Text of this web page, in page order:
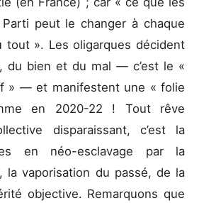
peut le changer à chaque
tout ». Les oligarques décident
du bien et du mal — c’est le «
» — et manifestent une « folie
en 2020-22 ! Tout rêve
disparaissant, c’est la
en néo-esclavage par la
la vaporisation du passé, de la
objective. Remarquons que